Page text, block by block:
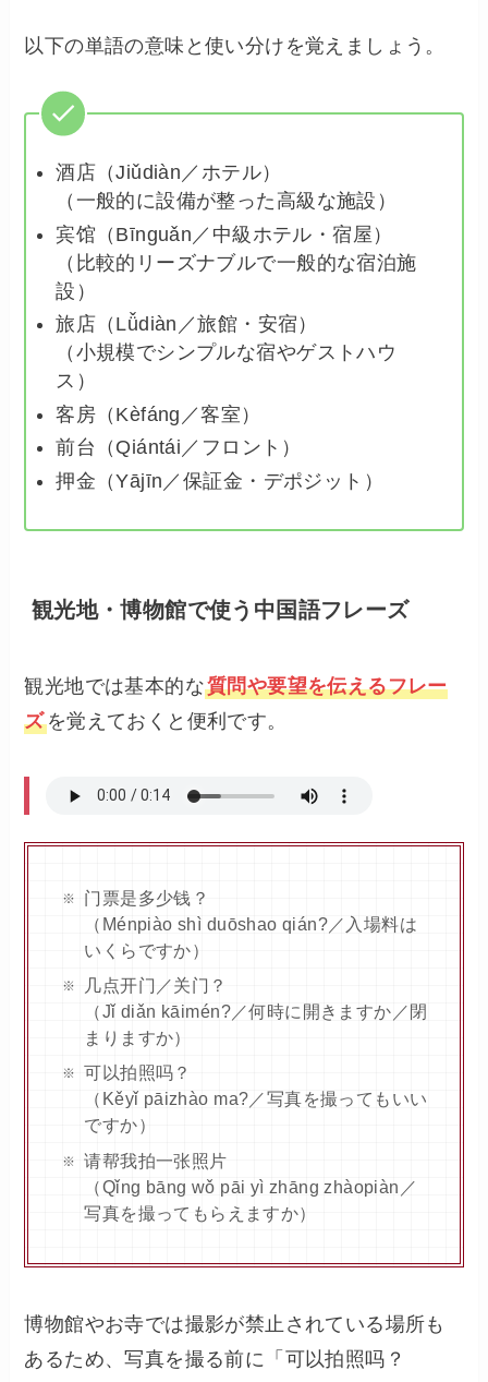
以下の単語の意味と使い分けを覚えましょう。
酒店（Jiǔdiàn／ホテル）
（一般的に設備が整った高級な施設）
宾馆（Bīnguǎn／中級ホテル・宿屋）
（比較的リーズナブルで一般的な宿泊施
設）
旅店（Lǚdiàn／旅館・安宿）
（小規模でシンプルな宿やゲストハウ
ス）
客房（Kèfáng／客室）
前台（Qiántái／フロント）
押金（Yājīn／保証金・デポジット）
観光地・博物館で使う中国語フレーズ
観光地では基本的な質問や要望を伝えるフレー
ズを覚えておくと便利です。
门票是多少钱？
（Ménpiào shì duōshao qián?／入場料は
いくらですか）
几点开门／关门？
（Jǐ diǎn kāimén?／何時に開きますか／閉
まりますか）
可以拍照吗？
（Kěyǐ pāizhào ma?／写真を撮ってもいい
ですか）
请帮我拍一张照片
（Qǐng bāng wǒ pāi yì zhāng zhàopiàn／
写真を撮ってもらえますか）
博物館やお寺では撮影が禁止されている場所も
あるため、写真を撮る前に「可以拍照吗？